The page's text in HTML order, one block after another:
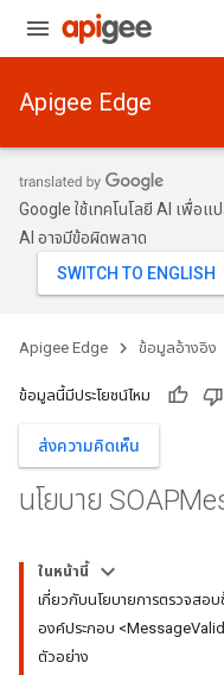
Apigee Edge
Google ใช้เทคโนโลยี AI เพื่อ
AI อาจมีข้อผิดพลาด
Apigee Edge ข้อมูลอ้างอิง
ข้อมูลนี้มีประโยชน์ไหม
ส่งความคิดเห็น
นโยบาย
ในหน้านี้
เกี่ยวกับนโยบายการตรวจสอ
องค์ประกอบ
ตัวอย่าง